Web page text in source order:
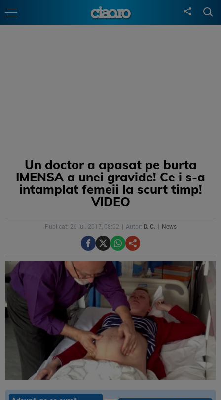
Un doctor a apasat pe burta
IMENSA a unei gravide! Ce i s-a
intamplat femeii la scurt timp!
VIDEO
Publicat: 26 iul. 2017, 08:02 Autor: D. C. News